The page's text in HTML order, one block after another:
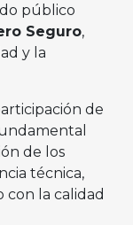
público
Seguro,
y la
de
de los
técnica,
con la calidad